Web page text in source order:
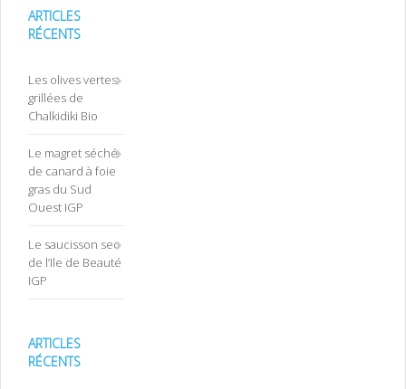
ARTICLES
RÉCENTS
Les olives vertes
grillées de
Chalkidiki Bio
Le magret séché
de canard à foie
gras du Sud
Ouest IGP
Le saucisson sec
de l’Ile de Beauté
IGP
ARTICLES
RÉCENTS